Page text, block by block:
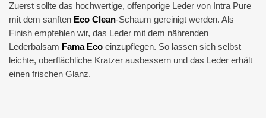
Zuerst sollte das hochwertige, offenporige Leder von Intra Pure
mit dem sanften Eco Clean-Schaum gereinigt werden. Als
Finish empfehlen wir, das Leder mit dem nährenden
Lederbalsam Fama Eco einzupflegen. So lassen sich selbst
leichte, oberflächliche Kratzer ausbessern und das Leder erhält
einen frischen Glanz.